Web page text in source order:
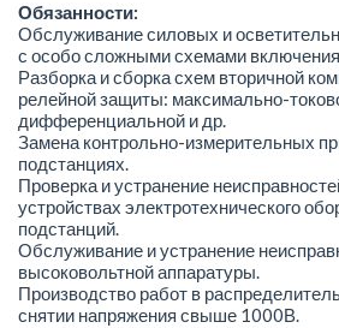
Обязанности:
Обслуживание силовых и
с особо сложными схемами
Разборка и сборка схем вторичной
релейной защиты: максимально-
дифференциальной и др.
Замена контрольно-измерительных
подстанциях.
Проверка и устранение
устройствах электротехнического
подстанций.
Обслуживание и устранение
высоковольтной аппаратуры.
Производство работ в
снятии напряжения свыше 1000В.